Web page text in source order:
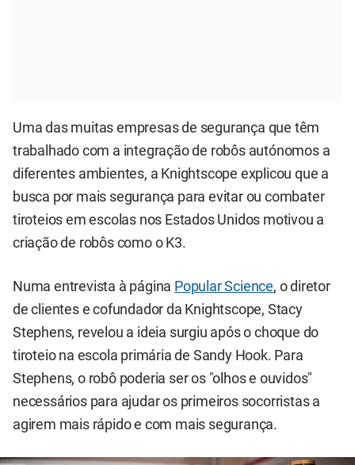
Uma das muitas empresas de segurança que têm
trabalhado com a integração de robôs autónomos a
diferentes ambientes, a Knightscope explicou que a
busca por mais segurança para evitar ou combater
tiroteios em escolas nos Estados Unidos motivou a
criação de robôs como o K3.
Numa entrevista à página Popular Science, o diretor
de clientes e cofundador da Knightscope, Stacy
Stephens, revelou a ideia surgiu após o choque do
tiroteio na escola primária de Sandy Hook. Para
Stephens, o robô poderia ser os "olhos e ouvidos"
necessários para ajudar os primeiros socorristas a
agirem mais rápido e com mais segurança.